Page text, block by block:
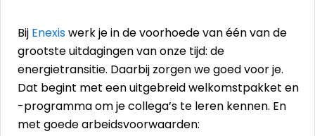
Bij Enexiswerk je in de voorhoede van één van de
grootste uitdagingen van onze tijd: de
energietransitie. Daarbij zorgen we goed voor je.
Dat begint met een uitgebreid welkomstpakket en
-programma om je collega’s te leren kennen. En
met goede arbeidsvoorwaarden: